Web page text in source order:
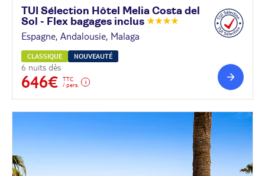
TUI Sélection Hôtel Melia Costa del
Sol - Flex bagages inclus
Espagne, Andalousie, Malaga
CLASSIQUE NOUVEAUTÉ
6 nuits dès
646€
TTC
/ pers.